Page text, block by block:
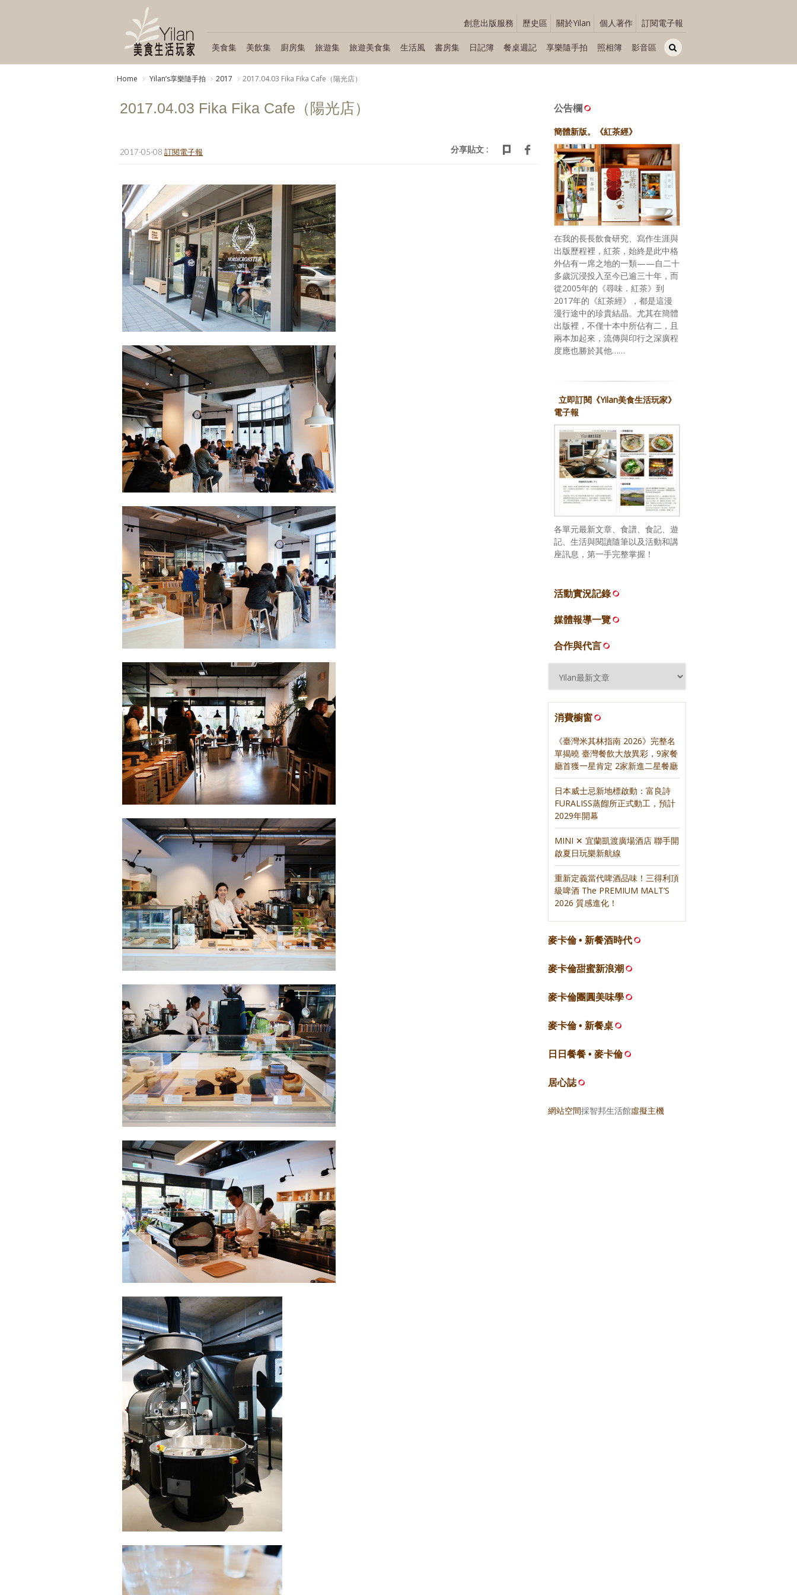
創意出版服務 歷史區 關於Yilan 個人著作 訂閱電子報
美食集 美飲集 廚房集 旅遊集 旅遊美食集 生活風 書房集 日記簿 餐桌週記 享樂隨手拍 照相簿 影音區
Home Yilanʼs享樂隨手拍 2017 2017.04.03 Fika Fika Cafe（陽光店）
2017.04.03 Fika Fika Cafe（陽光店）
2017-05-08 訂閱電子報 分享貼文 :
公告欄
簡體新版。《紅茶經》
在我的長長飲食研究、寫作生涯與
出版歷程裡，紅茶，始終是此中格
外佔有一席之地的一類——自二十
多歲沉浸投入至今已逾三十年，而
從2005年的《尋味．紅茶》到
2017年的《紅茶經》，都是這漫
漫行途中的珍貴結晶。尤其在簡體
出版裡，不僅十本中所佔有二，且
兩本加起來，流傳與印行之深廣程
度應也勝於其他……
立即訂閱《Yilan美食生活玩家》
電子報
各單元最新文章、食譜、食記、遊
記、生活與閱讀隨筆以及活動和講
座訊息，第一手完整掌握！
活動實況記錄
媒體報導一覽
合作與代言
消費櫥窗
《臺灣米其林指南 2026》完整名
單揭曉 臺灣餐飲大放異彩，9家餐
廳首獲一星肯定 2家新進二星餐廳
日本威士忌新地標啟動：富良詩
FURALISS蒸餾所正式動工，預計
2029年開幕
MINI ✕ 宜蘭凱渡廣場酒店 聯手開
啟夏日玩樂新航線
重新定義當代啤酒品味！三得利頂
級啤酒 The PREMIUM MALT’S
2026 質感進化！
麥卡倫 • 新餐酒時代
麥卡倫甜蜜新浪潮
麥卡倫團圓美味學
麥卡倫 • 新餐桌
日日餐餐 • 麥卡倫
居心誌
網站空間採智邦生活館虛擬主機